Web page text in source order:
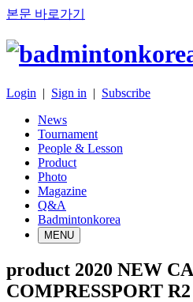
본문 바로가기
Login | Sign in | Subscribe
News
Tournament
People & Lesson
Product
Photo
Magazine
Q&A
Badmintonkorea
MENU
product 2020 NEW
COMPRESSPORT